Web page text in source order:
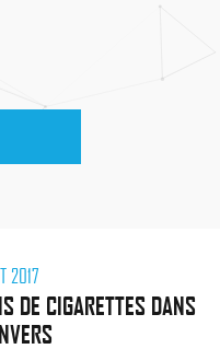
2017
DE CIGARETTES DANS